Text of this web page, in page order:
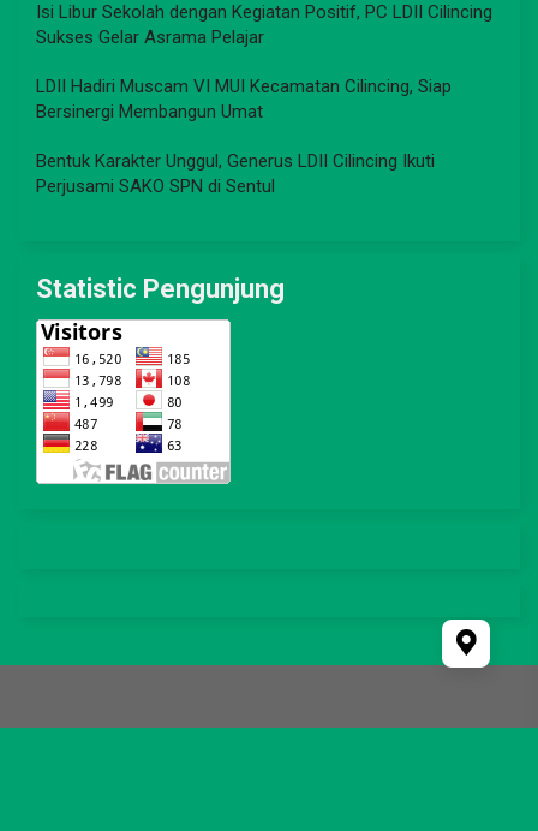
Isi Libur Sekolah dengan Kegiatan Positif, PC LDII Cilincing
Sukses Gelar Asrama Pelajar
LDII Hadiri Muscam VI MUI Kecamatan Cilincing, Siap
Bersinergi Membangun Umat
Bentuk Karakter Unggul, Generus LDII Cilincing Ikuti
Perjusami SAKO SPN di Sentul
Statistic Pengunjung